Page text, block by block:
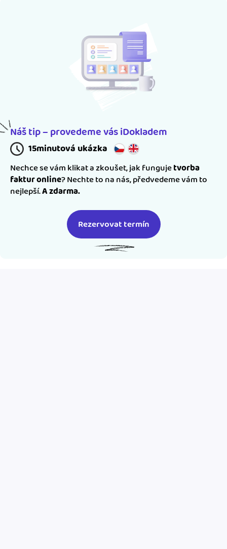
Náš tip – provedeme vás iDokladem
15minutová ukázka
Nechce se vám klikat a zkoušet, jak fungujetvorba
faktur online? Nechte to na nás, předvedeme vám to
nejlepší.A zdarma.
Rezervovat termín